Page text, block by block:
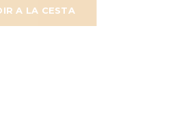
A LA CESTA